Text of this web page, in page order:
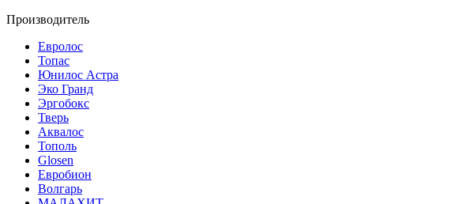
Производитель
Евролос
Топас
Юнилос Астра
Эко Гранд
Эргобокс
Тверь
Аквалос
Тополь
Glosen
Евробион
Волгарь